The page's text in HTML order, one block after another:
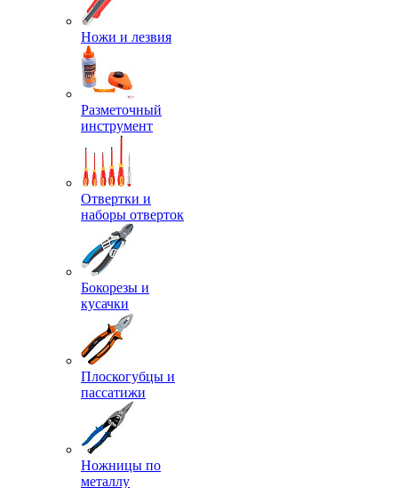
Ножи и лезвия
Разметочный
инструмент
Отвертки и
наборы отверток
Бокорезы и
кусачки
Плоскогубцы и
пассатижи
Ножницы по
металлу